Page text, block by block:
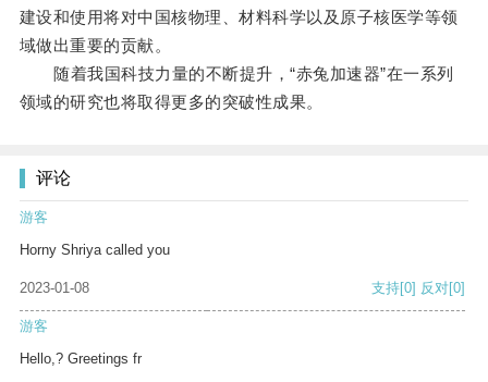
建设和使用将对中国核物理、材料科学以及原子核医学等领
域做出重要的贡献。
随着我国科技力量的不断提升，“赤兔加速器”在一系列
领域的研究也将取得更多的突破性成果。
评论
游客
Horny Shriya called you
2023-01-08 支持[0] 反对[0]
游客
Hello,? Greetings fr